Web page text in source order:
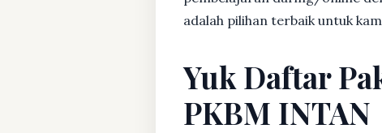
adalah pilihan terbaik untuk
Yuk Daftar
PKBM INTAN